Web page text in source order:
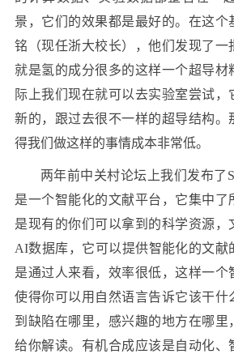
景，它们的效果都是最好的。在这个
铭（现任浙大校长），他们发现了一
就是氢的成分很多的这样一个超导材
际上我们现在就可以去实验室尝试，
新的，跟过去很不一样的超导结构。
得我们做这样的事情成本非常低。
两年前中关村论坛上我们发布了
是一个智能化的文献平台，它集中了
是现有的你们可以拿到的科学资源，
AI数据库，它可以提供智能化的文献
是通过人来看，效率很低，这样一个
使得你可以用自然语言告诉它该干什
到缺陷在哪里，感兴趣的地方在哪里
给你解读。有机合成应该是自动化、